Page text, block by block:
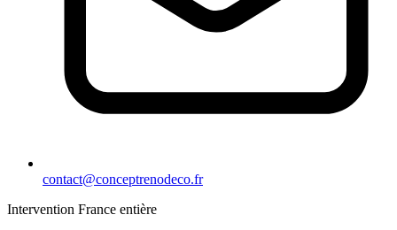
contact@conceptrenodeco.fr
Intervention France entière